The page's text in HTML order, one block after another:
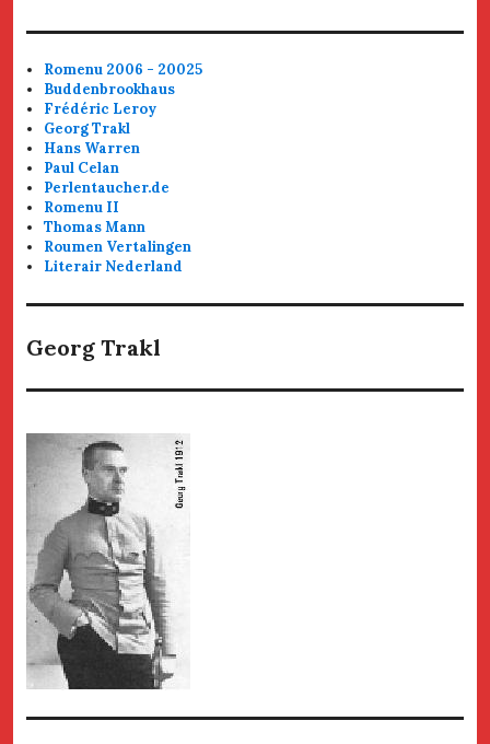
Romenu 2006 - 20025
Buddenbrookhaus
Frédéric Leroy
Georg Trakl
Hans Warren
Paul Celan
Perlentaucher.de
Romenu II
Thomas Mann
Roumen Vertalingen
Literair Nederland
Georg Trakl